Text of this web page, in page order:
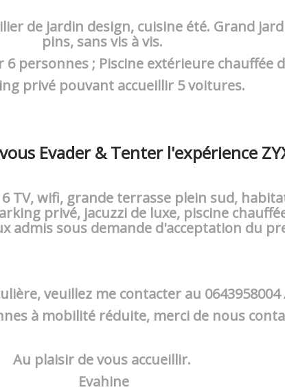
de jardin design, cuisine été. Grand
pins, sans vis à vis.
personnes ; Piscine extérieure chauffée
privé pouvant accueillir 5 voitures.
Evader & Tenter l'expérience
TV, wifi, grande terrasse plein sud,
privé, jacuzzi de luxe, piscine
admis sous demande d'acceptation du
veuillez me contacter au 0643958004
à mobilité réduite, merci de nous
Au plaisir de vous accueillir.
Evahine